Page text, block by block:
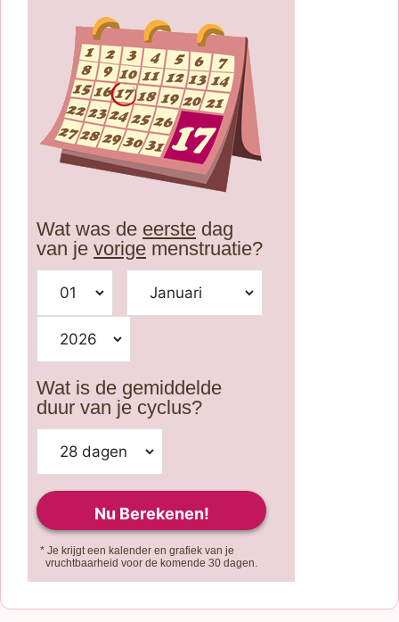
Wat was de eerste dag
van je vorige menstruatie?
Wat is de gemiddelde
duur van je cyclus?
* Je krijgt een kalender en grafiek van je
vruchtbaarheid voor de komende 30 dagen.